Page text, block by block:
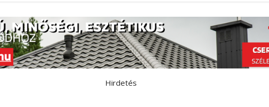
Hirdetés